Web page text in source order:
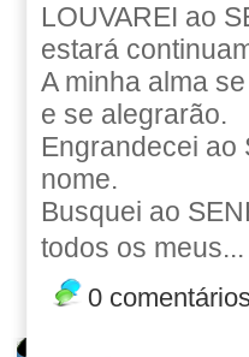
LOUVAREI ao
estará
A minha alma
e se alegrarão.
Engrandecei ao
nome.
Busquei ao
todos os meus...
0